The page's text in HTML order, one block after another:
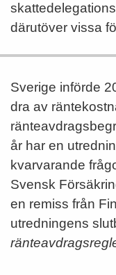
därutöver vissa
Sverige införde
dra av
år har en
kvarvarande
Svensk
en remiss från
utredningens